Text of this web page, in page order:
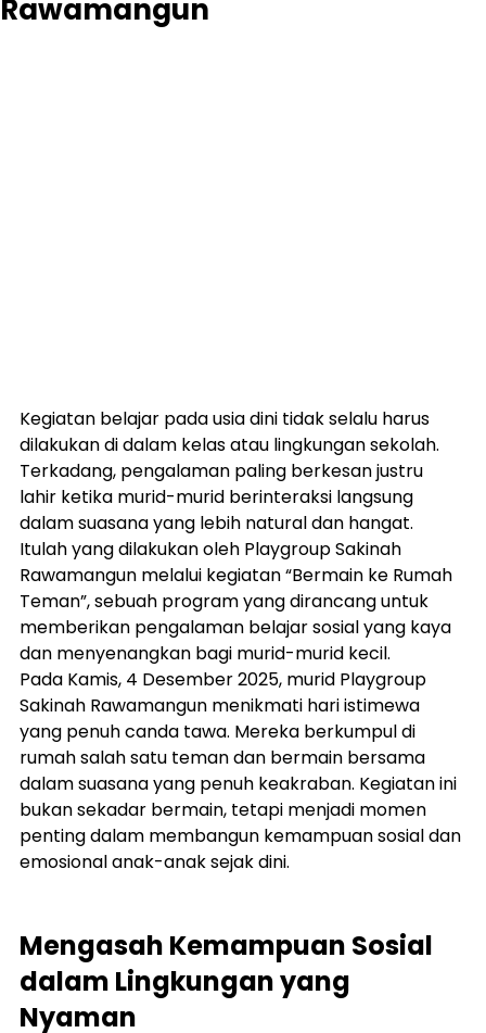
Rawamangun
Kegiatan belajar pada usia dini tidak selalu harus
dilakukan di dalam kelas atau lingkungan sekolah.
Terkadang, pengalaman paling berkesan justru
lahir ketika murid-murid berinteraksi langsung
dalam suasana yang lebih natural dan hangat.
Itulah yang dilakukan oleh Playgroup Sakinah
Rawamangun melalui kegiatan “Bermain ke Rumah
Teman”, sebuah program yang dirancang untuk
memberikan pengalaman belajar sosial yang kaya
dan menyenangkan bagi murid-murid kecil.
Pada Kamis, 4 Desember 2025, murid Playgroup
Sakinah Rawamangun menikmati hari istimewa
yang penuh canda tawa. Mereka berkumpul di
rumah salah satu teman dan bermain bersama
dalam suasana yang penuh keakraban. Kegiatan ini
bukan sekadar bermain, tetapi menjadi momen
penting dalam membangun kemampuan sosial dan
emosional anak-anak sejak dini.
Mengasah Kemampuan Sosial
dalam Lingkungan yang
Nyaman